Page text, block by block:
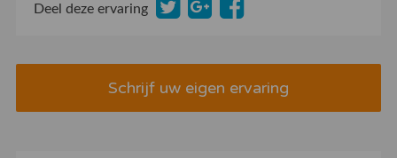
Deel deze ervaring
Schrijf uw eigen ervaring